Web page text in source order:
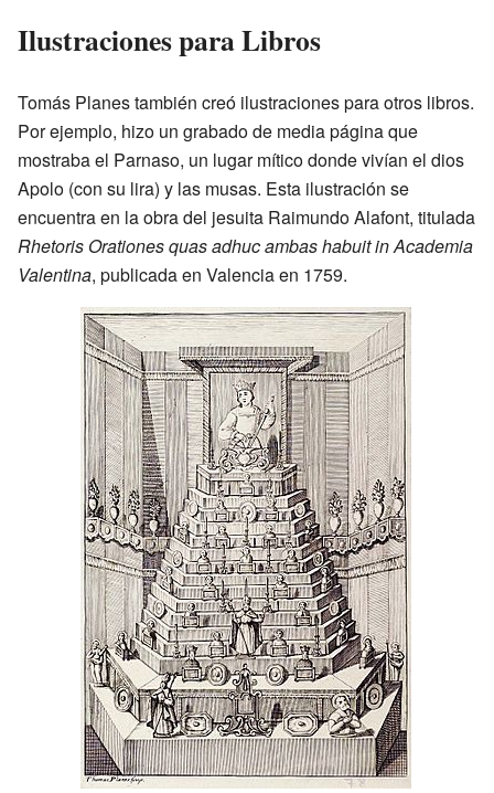
Ilustraciones para Libros
Tomás Planes también creó ilustraciones para otros libros.
Por ejemplo, hizo un grabado de media página que
mostraba el Parnaso, un lugar mítico donde vivían el dios
Apolo (con su lira) y las musas. Esta ilustración se
encuentra en la obra del jesuita Raimundo Alafont, titulada
Rhetoris Orationes quas adhuc ambas habuit in Academia
Valentina, publicada en Valencia en 1759.